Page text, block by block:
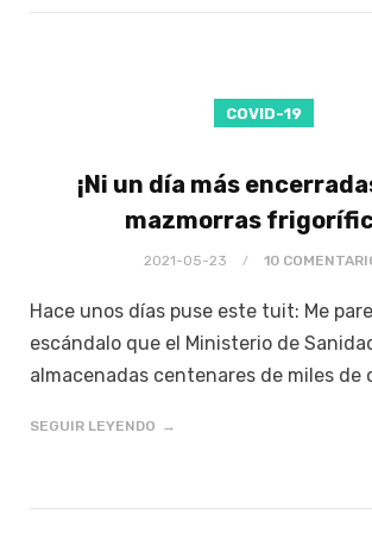
COVID-19
¡Ni un día más
mazmorras
2021-05-23 10
Hace unos días puse este tuit: Me
escándalo que el Ministerio de
almacenadas centenares de miles de
SEGUIR LEYENDO